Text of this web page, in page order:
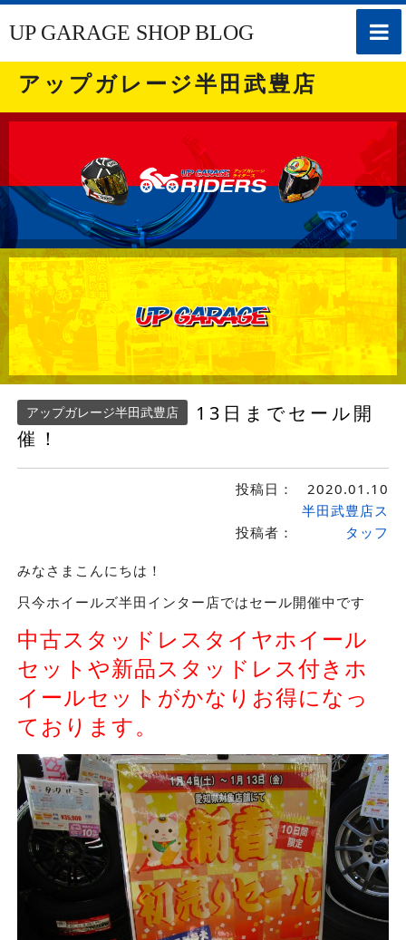
toggle
UP GARAGE SHOP BLOG
アップガレージ半田武豊店
アップガレージ半田武豊店
13日までセール開
催！
投稿日： 2020.01.10
投稿者：
半田武豊店ス
タッフ
みなさまこんにちは！
只今ホイールズ半田インター店ではセール開催中です
中古スタッドレスタイヤホイール
セットや新品スタッドレス付きホ
イールセットがかなりお得になっ
ております。